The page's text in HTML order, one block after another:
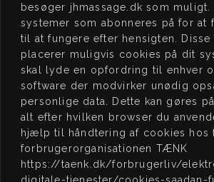
besøger jhmassage.dk som muligt.
systemer som abonneres på for at
til at fungere efter hensigten. Disse
placerer muligvis cookies på dit
skal lyde en opfordring til enhver
software der modvirker unødig
personlige data. Dette kan gøres
alt efter hvilken browser du
hjælp til håndtering af cookies hos
forbrugerorganisationen TÆNK
https://taenk.dk/forbrugerliv/
digitale-tjenester/cookies-saadan-
J HMASSAGE
Kochsgade 23, dør 3
5000 Odense C
CVR 41576472
BOOK
Book tid
JEGSTØTTER ÅB
MAN:
TIRS: